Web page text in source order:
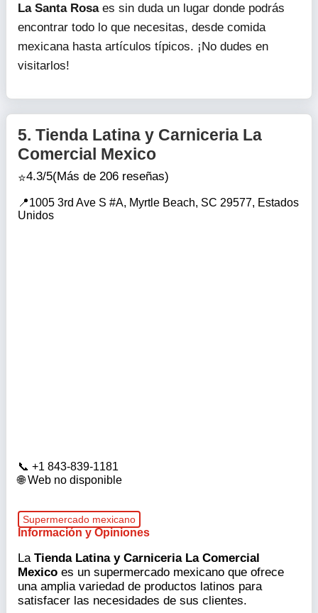
La Santa Rosaes sin duda un lugar donde podrás
encontrar todo lo que necesitas, desde comida
mexicana hasta artículos típicos. ¡No dudes en
visitarlos!
+1 843-839-1181
Web no disponible
5. Tienda Latina y Carniceria La
Comercial Mexico
4.3/5(Más de 206 reseñas)
1005 3rd Ave S #A, Myrtle Beach, SC 29577, Estados
Unidos
Supermercado mexicano
Información y Opiniones
La Tienda Latina y Carniceria La Comercial
Mexico es un supermercado mexicano que ofrece
una amplia variedad de productos latinos para
satisfacer las necesidades de sus clientes.